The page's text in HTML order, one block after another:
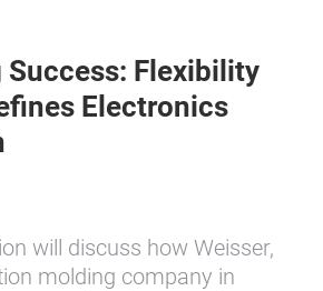
Flexibility
Electronics
will discuss how Weisser,
molding company in